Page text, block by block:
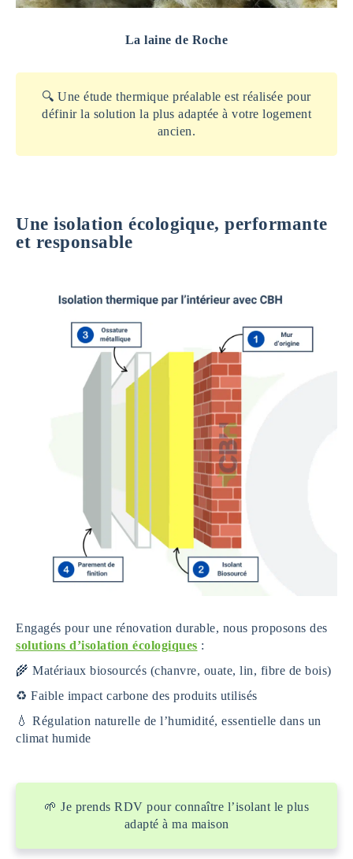
La laine de Roche
🔍 Une étude thermique préalable est réalisée pour
définir la solution la plus adaptée à votre logement
ancien.
Une isolation écologique, performante
et responsable
Engagés pour une rénovation durable, nous proposons des
solutions d’isolation écologiques :
🌾 Matériaux biosourcés (chanvre, ouate, lin, fibre de bois)
♻️ Faible impact carbone des produits utilisés
💧 Régulation naturelle de l’humidité, essentielle dans un
climat humide
🌱 Je prends RDV pour connaître l’isolant le plus
adapté à ma maison